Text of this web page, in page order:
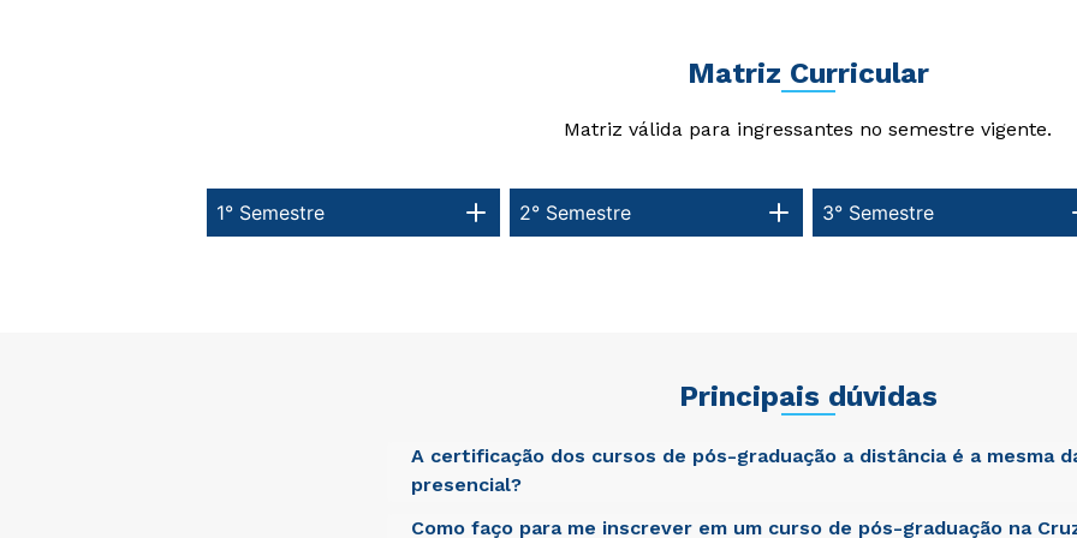
Matriz Curricular
Matriz válida para ingressantes no semestre vigente.
1° Semestre 3° Semestre
2° Semestre
Principais dúvidas
A certificação dos cursos de pós-graduação a distância é a mesma
presencial?
Sed ut perspiciatis unde omnis iste natus error sit voluptatem accusantium
Como faço para me inscrever em um curso de pós-graduação na